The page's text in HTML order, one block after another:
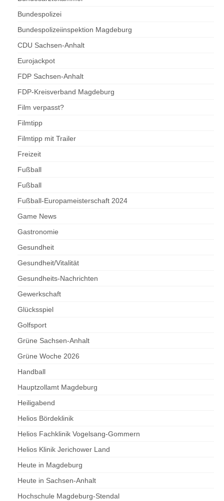
Bundespolizei
Bundespolizeiinspektion Magdeburg
CDU Sachsen-Anhalt
Eurojackpot
FDP Sachsen-Anhalt
FDP-Kreisverband Magdeburg
Film verpasst?
Filmtipp
Filmtipp mit Trailer
Freizeit
Fußball
Fußball
Fußball-Europameisterschaft 2024
Game News
Gastronomie
Gesundheit
Gesundheit/Vitalität
Gesundheits-Nachrichten
Gewerkschaft
Glücksspiel
Golfsport
Grüne Sachsen-Anhalt
Grüne Woche 2026
Handball
Hauptzollamt Magdeburg
Heiligabend
Helios Bördeklinik
Helios Fachklinik Vogelsang-Gommern
Helios Klinik Jerichower Land
Heute in Magdeburg
Heute in Sachsen-Anhalt
Hochschule Magdeburg-Stendal